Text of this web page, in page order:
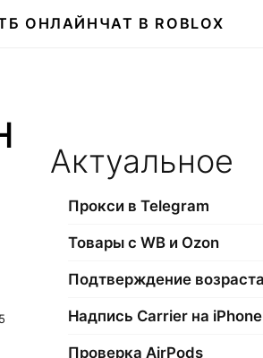
ОНЛАЙН ЧАТ В ROBLOX
Актуальное
Прокси в Telegram
Товары с WB и Ozon
Надпись Carrier на iPhone
Проверка AirPods